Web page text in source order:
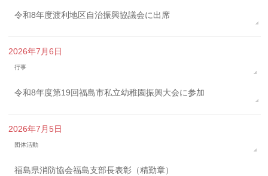
令和8年度渡利地区自治振興協議会に出席
2026年7月6日
行事
令和8年度第19回福島市私立幼稚園振興大会に参加
2026年7月5日
団体活動
福島県消防協会福島支部長表彰（精勤章）